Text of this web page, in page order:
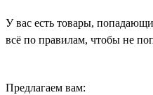
У вас есть товары,
всё по правилам, чтобы не
Предлагаем вам: